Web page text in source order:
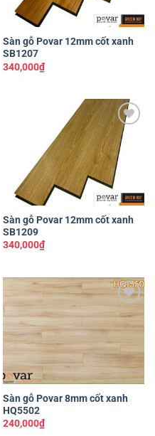
Sàn gỗ Povar 12mm cốt xanh
SB1207
340,000₫
Yêu
thích
Sàn gỗ Povar 12mm cốt xanh
SB1209
340,000₫
Yêu
thích
Sàn gỗ Povar 8mm cốt xanh
HQ5502
240,000₫